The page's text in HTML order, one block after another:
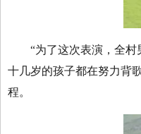
“为了这次表演，全村男
十几岁的孩子都在努力背
程。